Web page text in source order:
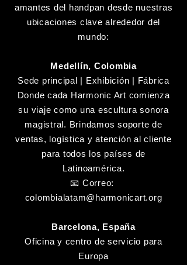
amantes del handpan desde nuestras
ubicaciones clave alrededor del
mundo:
Medellín, Colombia
Sede principal | Exhibición | Fábrica
Donde cada Harmonic Art comienza
su viaje como una escultura sonora
magistral. Brindamos soporte de
ventas, logística y atención al cliente
para todos los países de
Latinoamérica.
📧 Correo:
colombialatam@harmonicart.org
Barcelona, España
Oficina y centro de servicio para
Europa